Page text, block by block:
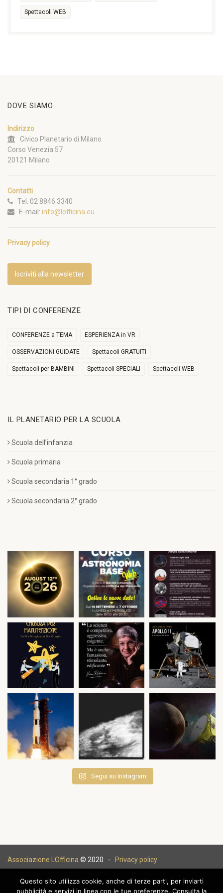
Spettacoli WEB
DOVE SIAMO
Indirizzo
Civico Planetario di Milano
Corso Venezia 57
20121 Milano
Contatti
Tel. 02 8846 3340
E-mail: info@lofficina.eu
Privacy policy
Iscriviti alla newsletter
TIPI DI CONFERENZE
CONFERENZE a TEMA ESPERIENZA in VR
OSSERVAZIONI GUIDATE Spettacoli GRATUITI
Spettacoli per BAMBINI Spettacoli SPECIALI Spettacoli WEB
IL PLANETARIO PER LA SCUOLA
Scuola dell’infanzia
Scuola primaria
Scuola secondaria 1° grado
Scuola secondaria 2° grado
Segui su Instagram
Associazione LOfficina © 2020 - Privacy policy
Questo sito utilizza cookie, anche di terze parti, per inviarti
pubblicità e servizi in linea con le tue preferenze. Consulta la